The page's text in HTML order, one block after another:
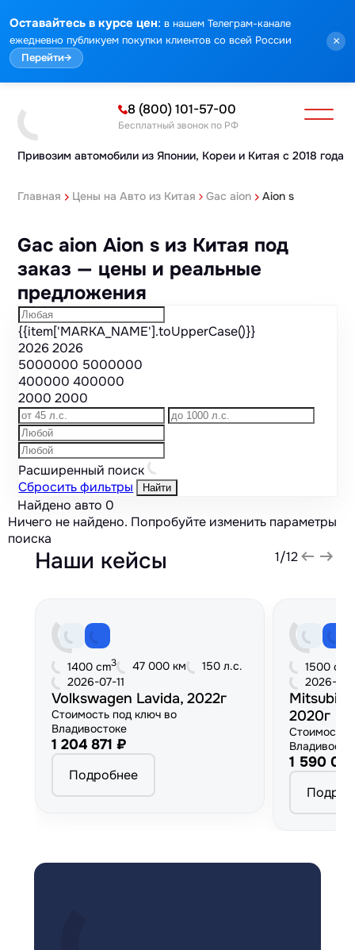
Оставайтесь в курсе цен: в нашем Телеграм-канале
ежедневно публикуем покупки клиентов со всей России
Перейти→
×
Привозим автомобили из Японии, Кореи и Китая с 2018 года
8 (800) 101-57-00
Бесплатный звонок по РФ
Главная Цены на Авто из Китая Gac aion Aion s
Gac aion Aion s из Китая под
заказ — цены и реальные
предложения
{{item['MARKA_NAME'].toUpperCase()}}
20262026
5000000 5000000
400000400000
20002000
Расширенный поиск
Сбросить фильтры
Найти
Найдено авто 0
Ничего не найдено. Попробуйте изменить параметры
поиска
Наши кейсы 1/12
1400 cm3 47 000 км
150 л.с.
2026-07-11
Volkswagen Lavida, 2022г
Стоимость под ключ во
Владивостоке
1 204 871 ₽
Подробнее
1500 cm
2026-
2020г
Стоимость
1 590